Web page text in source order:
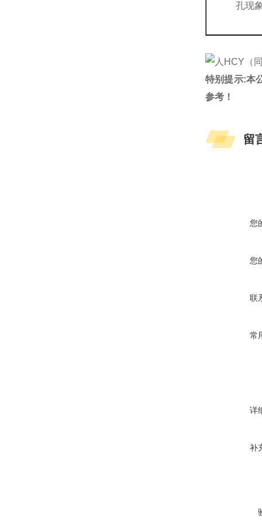
孔现
特别提示:本
参考！
留
您
您
联
常
详
补